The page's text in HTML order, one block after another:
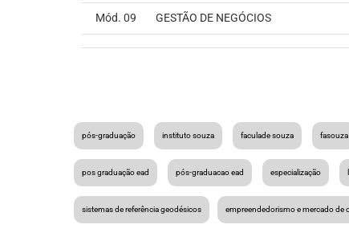
Mód. 09 GESTÃO DE NEGÓCIOS
pós-graduação instituto souza faculade souza fasouza
pos graduação ead pós-graduacao ead especialização
sistemas de referência geodésicos empreendedorismo e mercado de